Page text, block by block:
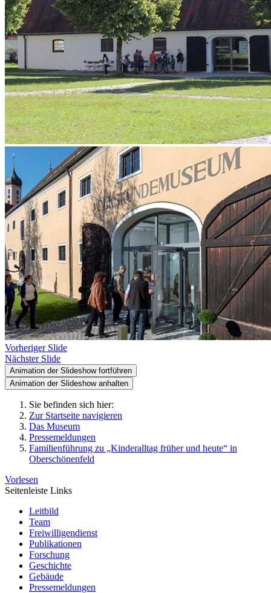
Vorheriger Slide
Nächster Slide
Animation der Slideshow fortführen
Animation der Slideshow anhalten
Sie befinden sich hier:
Zur Startseite navigieren
Das Museum
Pressemeldungen
Familienführung zu „Kinderalltag früher und heute“ in
Oberschönenfeld
Vorlesen
Seitenleiste Links
Leitbild
Team
Freiwilligendienst
Publikationen
Forschung
Geschichte
Gebäude
Pressemeldungen